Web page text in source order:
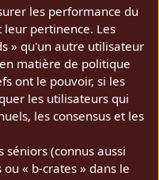
les performance du
pertinence. Les
» qu'un autre utilisateur
matière de politique
ont le pouvoir, si les
les utilisateurs qui
les consensus et les
séniors (connus aussi
« b-crates » dans le